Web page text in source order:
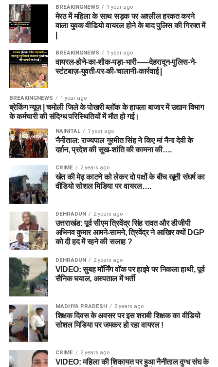
BREAKINGNEWS 1 year ago
मेरठ में महिला के साथ सड़क पर अश्लील हरकत करने
वाला युवक वीडियो वायरल होने के बाद पुलिस की गिरफ्त में
BREAKINGNEWS 1 year ago
वायरल-होने-का-शौक-पड़ा-भारी-—-देहरादून-पुलिस-ने-
स्टंटबाज़-युवती-पर-की-चालानी-कार्रवाई |
BREAKINGNEWS 1 year ago
ब्रेकिंग न्यूज़ | चमोली जिले के पोखरी ब्लॉक के हापला बाजार में उद्यान विभाग
के कर्मचारी की संदिग्ध परिस्थितियों में मौत हो गई।
NAINITAL 1 year ago
नैनीताल: राज्यपाल गुरमीत सिंह ने किए मां नैना देवी के
दर्शन, प्रदेश की सुख-शांति की कामना की….
CRIME 2 years ago
खेत की मेढ़ काटने को लेकर दो पक्षों के बीच खूनी संघर्ष का
वीडियो सोशल मिडिया पर वायरल….
DEHRADUN 2 years ago
उत्तराखंड: पूर्व सीएम त्रिवेंद्र सिंह रावत और डीजीपी
अभिनव कुमार आमने-सामने, त्रिवेंद्र ने आखिर क्यों DGP
को दी हद में रहने की सलाह ?
DEHRADUN 2 years ago
VIDEO: सुबह मॉर्निंग वॉक पर हाइवे पर निकला हाथी, पूर्व
सैनिक घयाल, अस्पताल में भर्ती
MADHYA PRADESH 2 years ago
शिक्षक दिवस के अवसर पर इस शराबी शिक्षक का वीडियो
सोशल मिडिया पर जमकर हो रहा वायरल !
CRIME 2 years ago
VIDEO: महिला की शिकायत पर हुआ नैनीताल दुग्ध संघ के